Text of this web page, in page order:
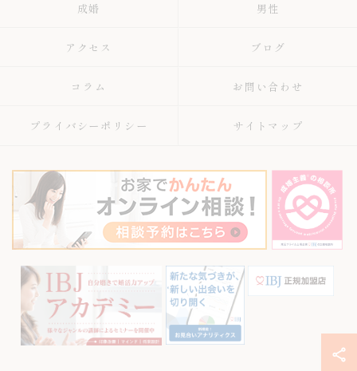
成婚 男性
アクセス ブログ
コラム お問い合わせ
プライバシーポリシー サイトマップ